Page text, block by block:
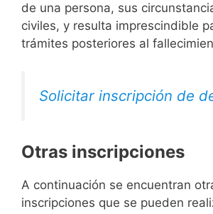
de una persona, sus
civiles, y resulta imprescindible
trámites posteriores al
Solicitar inscripción de
Otras inscripciones
A continuación se encuentran
inscripciones que se pueden